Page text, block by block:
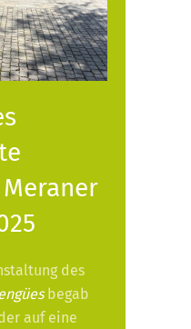
des
begab
auf eine